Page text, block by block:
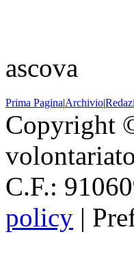
ascova
Prima Pagina|Archivio|
Copyright
C.F.:
policy |